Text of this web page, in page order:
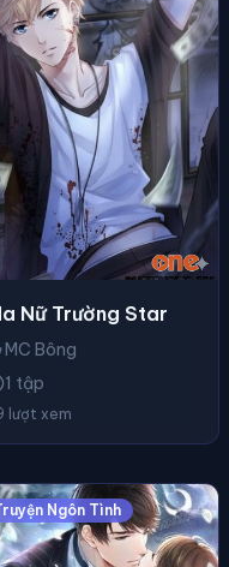
Nữ Trường Star
MC Bông
1 tập
lượt xem
Ngôn Tình